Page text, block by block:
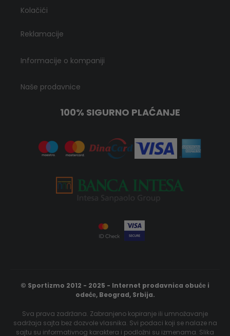
Kolačići
Reklamacije
Informacije o kompaniji
Naše prodavnice
100% SIGURNO PLAĆANJE
© Sportizmo 2012 - 2025 - Internet prodavnica obućе i
odećе, Beograd, Srbija.
Sva prava zadržana. Zabranjeno kopiranje ili umnožavanje
sadržaja sajta bez dozvole vlasnika. Svi podaci koji se nalaze na
sajtu su informativnog karaktera i podložni su izmenama. Slika